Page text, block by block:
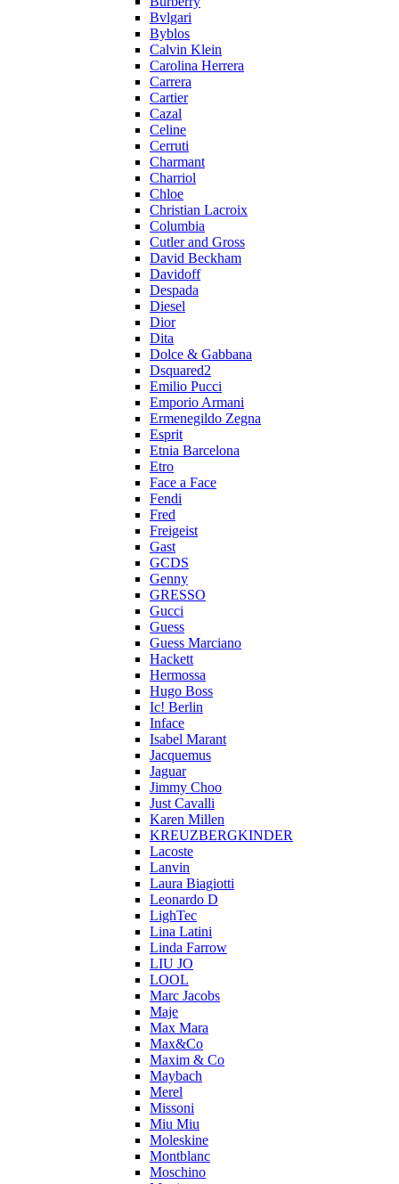
Bvlgari
Byblos
Calvin Klein
Carolina Herrera
Carrera
Cartier
Cazal
Celine
Cerruti
Charmant
Charriol
Chloe
Christian Lacroix
Columbia
Cutler and Gross
David Beckham
Davidoff
Despada
Diesel
Dior
Dita
Dolce & Gabbana
Dsquared2
Emilio Pucci
Emporio Armani
Ermenegildo Zegna
Esprit
Etnia Barcelona
Etro
Face a Face
Fendi
Fred
Freigeist
Gast
GCDS
Genny
GRESSO
Gucci
Guess
Guess Marciano
Hackett
Hermossa
Hugo Boss
Ic! Berlin
Inface
Isabel Marant
Jacquemus
Jaguar
Jimmy Choo
Just Cavalli
Karen Millen
KREUZBERGKINDER
Lacoste
Lanvin
Laura Biagiotti
Leonardo D
LighTec
Lina Latini
Linda Farrow
LIU JO
LOOL
Marc Jacobs
Maje
Max Mara
Max&Co
Maxim & Co
Maybach
Merel
Missoni
Miu Miu
Moleskine
Montblanc
Moschino